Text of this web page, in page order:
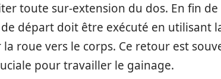
toute sur-extension du dos. En fin
départ doit être exécuté en utilisant
roue vers le corps. Ce retour est
pour travailler le gainage.